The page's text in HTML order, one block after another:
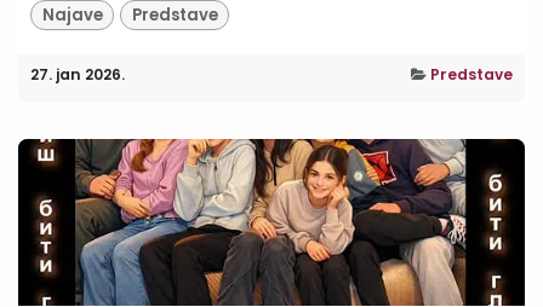
Najave
Predstave
27. jan 2026. Predstave